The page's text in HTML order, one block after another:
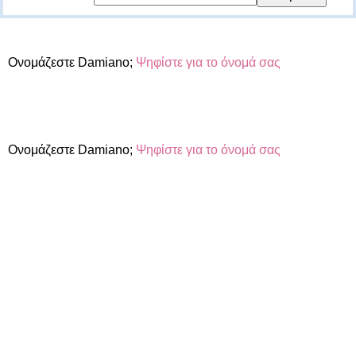
Ονομάζεστε Damiano; Ψηφίστε για το όνομά σας
Ονομάζεστε Damiano; Ψηφίστε για το όνομά σας